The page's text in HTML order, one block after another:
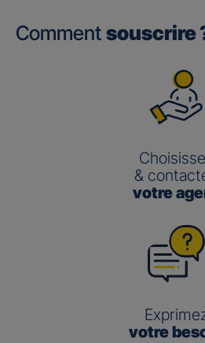
Comment souscrire
&
votre
votre